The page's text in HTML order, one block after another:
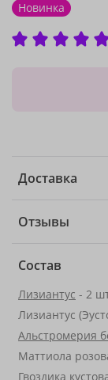
Новинка
Доставка
Отзывы
Состав
Лизиантус - 2
Лизиантус
Альстромерия
Маттиола
Гвоздика